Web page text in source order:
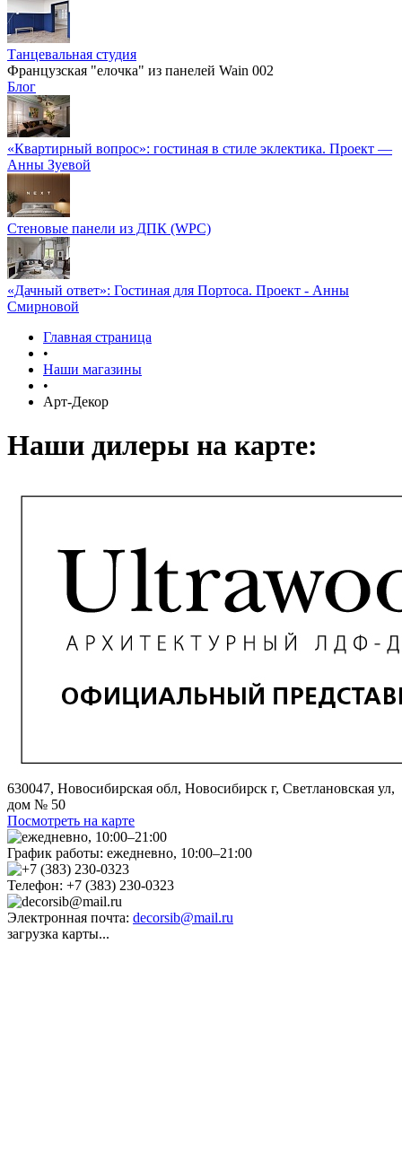
Танцевальная студия
Французская "елочка" из панелей Wain 002
Блог
«Квартирный вопрос»: гостиная в стиле эклектика. Проект —
Анны Зуевой
Стеновые панели из ДПК (WPC)
«Дачный ответ»: Гостиная для Портоса. Проект - Анны
Смирновой
Главная страница
•
Наши магазины
•
Арт-Декор
Наши дилеры на карте:
630047, Новосибирская обл, Новосибирск г, Светлановская ул,
дом № 50
Посмотреть на карте
График работы: ежедневно, 10:00–21:00
Телефон: +7 (383) 230-0323
Электронная почта: decorsib@mail.ru
загрузка карты...